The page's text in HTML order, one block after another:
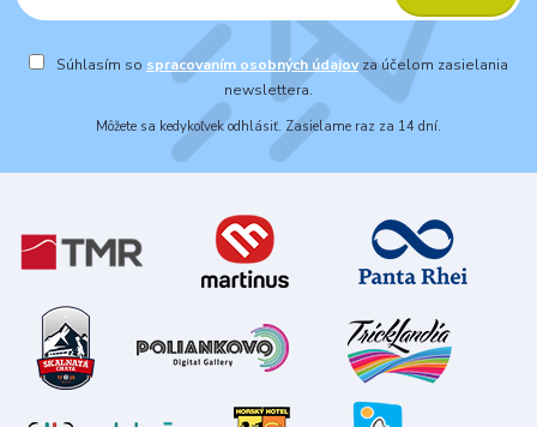
Súhlasím so spracovaním osobných údajovza účelom zasielania
newslettera.
Môžete sa kedykoľvek odhlásiť. Zasielame raz za 14 dní.